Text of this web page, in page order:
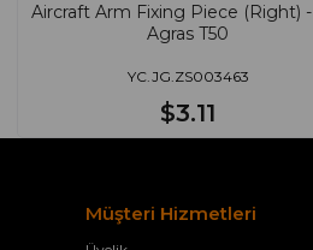
Aircraft Arm Fixing Piece (Right) -
Agras T50
YC.JG.ZS003463
$3.11
Müşteri Hizmetleri